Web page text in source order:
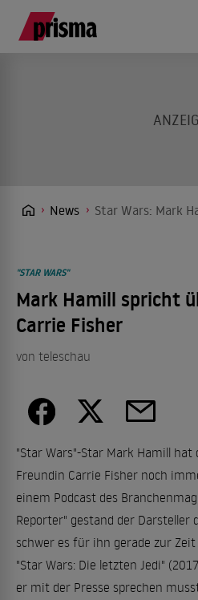
News Star Wars: Mark
"STAR WARS"
Mark Hamill spricht
Carrie Fisher
von teleschau
"Star Wars"-Star Mark Hamill hat
Freundin Carrie Fisher noch
einem Podcast des
Reporter" gestand der Darsteller
schwer es für ihn gerade zur
"Star Wars: Die letzten Jedi"
er mit der Presse sprechen